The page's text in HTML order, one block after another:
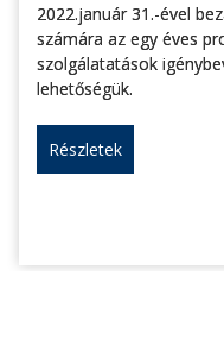
2022.január 31.-ével
számára az egy éves
szolgálatatások
lehetőségük.
Részletek